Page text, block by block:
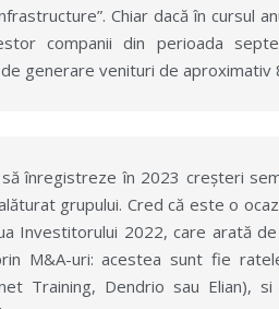
Chiar dacă în cursul
companii din perioada
generare venituri de aproximativ
înregistreze în 2023 creșteri
grupului. Cred că este o
Investitorului 2022, care arată
M&A-uri: acestea sunt fie
Training, Dendrio sau Elian),